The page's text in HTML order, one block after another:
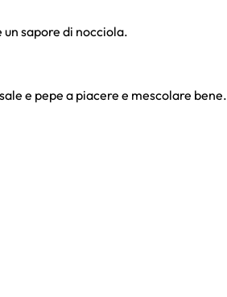
sapore di nocciola.
e pepe a piacere e mescolare bene.